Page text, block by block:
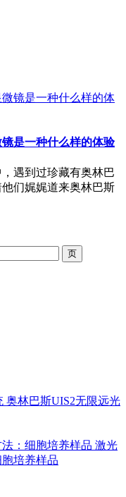
是一种什么样的体验
遇到过珍藏有奥林巴
们娓娓道来奥林巴斯
奥林巴斯UIS2无限远光
激光
培养样品